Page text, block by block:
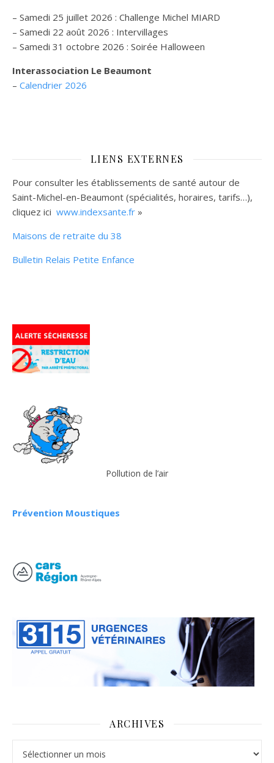
– Samedi 25 juillet 2026 : Challenge Michel MIARD
– Samedi 22 août 2026 : Intervillages
– Samedi 31 octobre 2026 : Soirée Halloween
Interassociation Le Beaumont
– Calendrier 2026
LIENS EXTERNES
Pour consulter les établissements de santé autour de
Saint-Michel-en-Beaumont (spécialités, horaires, tarifs…),
cliquez ici www.indexsante.fr »
Maisons de retraite du 38
Bulletin Relais Petite Enfance
Pollution de l’air
Prévention Moustiques
ARCHIVES